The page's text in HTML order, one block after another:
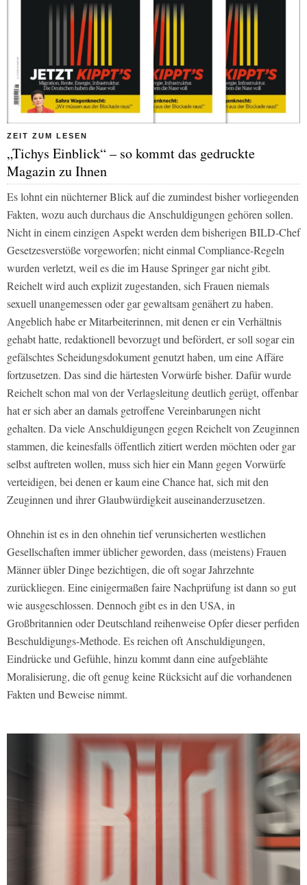
ZEIT ZUM LESEN
„Tichys Einblick“ – so kommt das gedruckte
Magazin zu Ihnen
Es lohnt ein nüchterner Blick auf die zumindest bisher vorliegenden
Fakten, wozu auch durchaus die Anschuldigungen gehören sollen.
Nicht in einem einzigen Aspekt werden dem bisherigen BILD-Chef
Gesetzesverstöße vorgeworfen; nicht einmal Compliance-Regeln
wurden verletzt, weil es die im Hause Springer gar nicht gibt.
Reichelt wird auch explizit zugestanden, sich Frauen niemals
sexuell unangemessen oder gar gewaltsam genähert zu haben.
Angeblich habe er Mitarbeiterinnen, mit denen er ein Verhältnis
gehabt hatte, redaktionell bevorzugt und befördert, er soll sogar ein
gefälschtes Scheidungsdokument genutzt haben, um eine Affäre
fortzusetzen. Das sind die härtesten Vorwürfe bisher. Dafür wurde
Reichelt schon mal von der Verlagsleitung deutlich gerügt, offenbar
hat er sich aber an damals getroffene Vereinbarungen nicht
gehalten. Da viele Anschuldigungen gegen Reichelt von Zeuginnen
stammen, die keinesfalls öffentlich zitiert werden möchten oder gar
selbst auftreten wollen, muss sich hier ein Mann gegen Vorwürfe
verteidigen, bei denen er kaum eine Chance hat, sich mit den
Zeuginnen und ihrer Glaubwürdigkeit auseinanderzusetzen.
Ohnehin ist es in den ohnehin tief verunsicherten westlichen
Gesellschaften immer üblicher geworden, dass (meistens) Frauen
Männer übler Dinge bezichtigen, die oft sogar Jahrzehnte
zurückliegen. Eine einigermaßen faire Nachprüfung ist dann so gut
wie ausgeschlossen. Dennoch gibt es in den USA, in
Großbritannien oder Deutschland reihenweise Opfer dieser perfiden
Beschuldigungs-Methode. Es reichen oft Anschuldigungen,
Eindrücke und Gefühle, hinzu kommt dann eine aufgeblähte
Moralisierung, die oft genug keine Rücksicht auf die vorhandenen
Fakten und Beweise nimmt.